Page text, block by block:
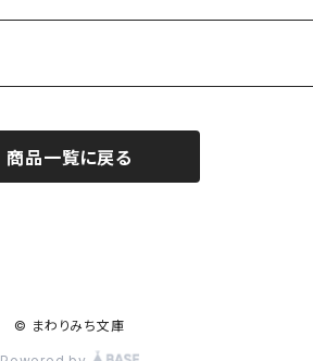
商品一覧に戻る
© まわりみち文庫